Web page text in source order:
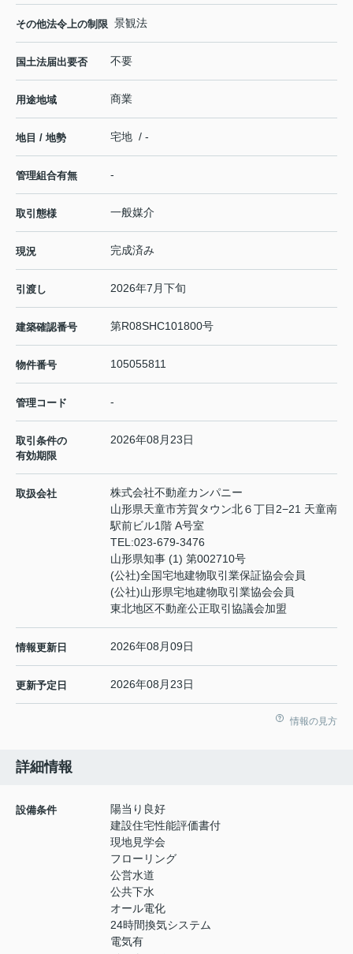
その他法令上の制限 景観法
国土法届出要否 不要
用途地域 商業
地目 / 地勢 宅地 / -
管理組合有無 -
取引態様 一般媒介
現況 完成済み
引渡し 2026年7月下旬
建築確認番号 第R08SHC101800号
物件番号 105055811
管理コード -
取引条件の
有効期限
2026年08月23日
取扱会社
株式会社不動産カンパニー
山形県天童市芳賀タウン北６丁目2−21 天童南
駅前ビル1階 A号室
TEL:023-679-3476
山形県知事 (1) 第002710号
(公社)全国宅地建物取引業保証協会会員
(公社)山形県宅地建物取引業協会会員
東北地区不動産公正取引協議会加盟
情報更新日 2026年08月09日
更新予定日 2026年08月23日
情報の見方
詳細情報
設備条件
陽当り良好
建設住宅性能評価書付
現地見学会
フローリング
公営水道
公共下水
オール電化
24時間換気システム
電気有